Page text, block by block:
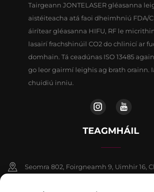
Tairgeann JONTELASER gléasanna
aistéiteacha atá faoi dheimhniú FDA/
áirítear gléasanna HIFU, RF le
lasairí frachshinúil CO2 do chlinicí ar
domhain. Tá ceadúnas ISO 13485
go leor gairmí leighis ag brath orainn.
chuidiú inniu.
TEAGMHÁIL
Seomra 802, Foirgneamh 9, Uimhir 16,